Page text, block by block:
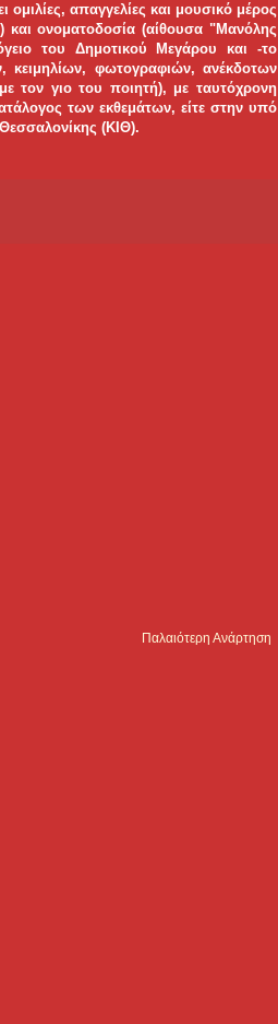
απαγγελίες και μουσικό μέρος
ονοματοδοσία (αίθουσα "Μανόλης
του Δημοτικού Μεγάρου και -το
κειμηλίων, φωτογραφιών, ανέκδοτων
τον γιο του ποιητή), με ταυτόχρονη
των εκθεμάτων, είτε στην υπό
(ΚΙΘ).
Παλαιότερη Ανάρτηση